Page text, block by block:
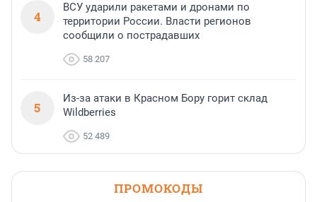
4
ВСУ ударили ракетами и дронами по
территории России. Власти регионов
сообщили о пострадавших
58 207
5
Из-за атаки в Красном Бору горит склад
Wildberries
52 489
ПРОМОКОДЫ